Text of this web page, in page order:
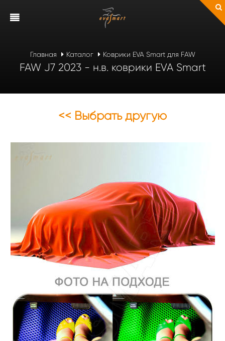
Главная Каталог Коврики EVA Smart для FAW
FAW J7 2023 - н.в. коврики EVA Smart
<< Выбрать другую